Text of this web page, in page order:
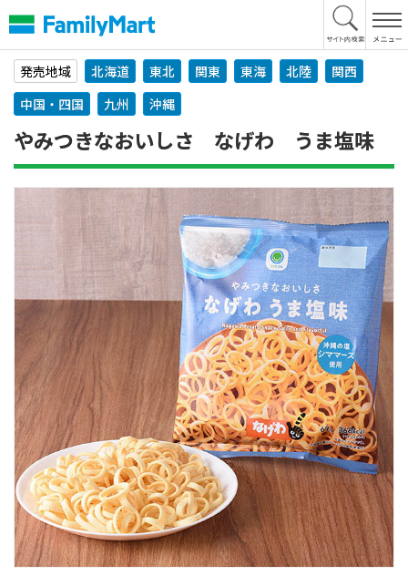
文
へ
発売地域
北海道 東北 関東 東海 北陸
関西
中国・四国
九州 沖縄
やみつきなおいしさ なげわ うま塩味